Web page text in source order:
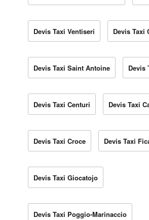
Devis Taxi Ventiseri Devis Taxi
Devis Taxi Saint Antoine Devis
Devis Taxi Centuri Devis Taxi
Devis Taxi Croce Devis Taxi
Devis Taxi Giocatojo
Devis Taxi Poggio-Marinaccio